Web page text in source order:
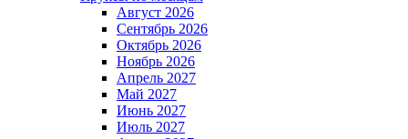
Август 2026
Сентябрь 2026
Октябрь 2026
Ноябрь 2026
Апрель 2027
Май 2027
Июнь 2027
Июль 2027